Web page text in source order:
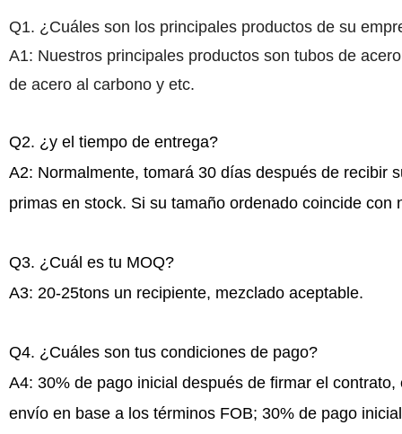
Q1. ¿Cuáles son los principales productos de su
A1: Nuestros principales productos son tubos de
de acero al carbono y etc.
Q2. ¿y el tiempo de entrega?
A2: Normalmente, tomará 30 días después de recibir
primas en stock. Si su tamaño ordenado coincide
Q3. ¿Cuál es tu MOQ?
A3: 20-25tons un recipiente, mezclado aceptable.
Q4. ¿Cuáles son tus condiciones de pago?
A4: 30% de pago inicial después de firmar el
envío en base a los términos FOB; 30% de pago